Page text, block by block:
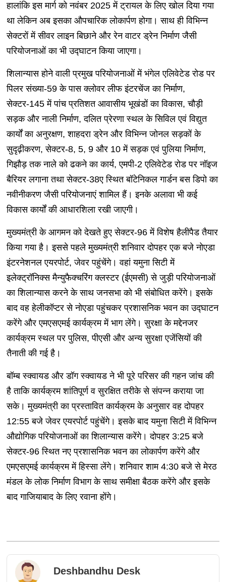
हालांकि इस मार्ग को नवंबर 2025 में ट्रायल के लिए खोल दिया गया
था लेकिन अब इसका औपचारिक लोकार्पण होगा। साथ ही विभिन्न
सेक्टरों में सीवर लाइन बिछाने और रेन वाटर ड्रेन निर्माण जैसी
परियोजनाओं का भी उद्घाटन किया जाएगा।
शिलान्यास होने वाली प्रमुख परियोजनाओं में भंगेल एलिवेटेड रोड पर
पिलर संख्या-59 के पास क्लोवर लीफ इंटरचेंज का निर्माण,
सेक्टर-145 में पांच प्रतिशत आवासीय भूखंडों का विकास, चौड़ी
सड़क और नाली निर्माण, दलित प्रेरणा स्थल के सिविल एवं विद्युत
कार्यों का अनुरक्षण, शाहदरा ड्रेन और विभिन्न जोनल सड़कों के
सुदृढ़ीकरण, सेक्टर-8, 5, 9 और 10 में सड़क एवं पुलिया निर्माण,
गिझौड़ तक नाले को ढकने का कार्य, एमपी-2 एलिवेटेड रोड पर नॉइज
बैरियर लगाना तथा सेक्टर-38ए स्थित बॉटेनिकल गार्डन बस डिपो का
नवीनीकरण जैसी परियोजनाएं शामिल हैं। इनके अलावा भी कई
विकास कार्यों की आधारशिला रखी जाएगी।
मुख्यमंत्री के आगमन को देखते हुए सेक्टर-96 में विशेष हैलीपैड तैयार
किया गया है। इससे पहले मुख्यमंत्री शनिवार दोपहर एक बजे नोएडा
इंटरनेशनल एयरपोर्ट, जेवर पहुंचेंगे। वहां यमुना सिटी में
इलेक्ट्रॉनिक्स मैन्युफैक्चरिंग क्लस्टर (ईएमसी) से जुड़ी परियोजनाओं
का शिलान्यास करने के साथ जनसभा को भी संबोधित करेंगे। इसके
बाद वह हेलीकॉप्टर से नोएडा पहुंचकर प्रशासनिक भवन का उद्घाटन
करेंगे और एमएसएमई कार्यक्रम में भाग लेंगे। सुरक्षा के मद्देनजर
कार्यक्रम स्थल पर पुलिस, पीएसी और अन्य सुरक्षा एजेंसियों की
तैनाती की गई है।
बॉम्ब स्क्वायड और डॉग स्क्वायड ने भी पूरे परिसर की गहन जांच की
है ताकि कार्यक्रम शांतिपूर्ण व सुरक्षित तरीके से संपन्न कराया जा
सके। मुख्यमंत्री का प्रस्तावित कार्यक्रम के अनुसार वह दोपहर
12:55 बजे जेवर एयरपोर्ट पहुंचेंगे। इसके बाद यमुना सिटी में विभिन्न
औद्योगिक परियोजनाओं का शिलान्यास करेंगे। दोपहर 3:25 बजे
सेक्टर-96 स्थित नए प्रशासनिक भवन का लोकार्पण करेंगे और
एमएसएमई कार्यक्रम में हिस्सा लेंगे। शनिवार शाम 4:30 बजे से मेरठ
मंडल के लोक निर्माण विभाग के साथ समीक्षा बैठक करेंगे और इसके
बाद गाजियाबाद के लिए रवाना होंगे।
Deshbandhu Desk